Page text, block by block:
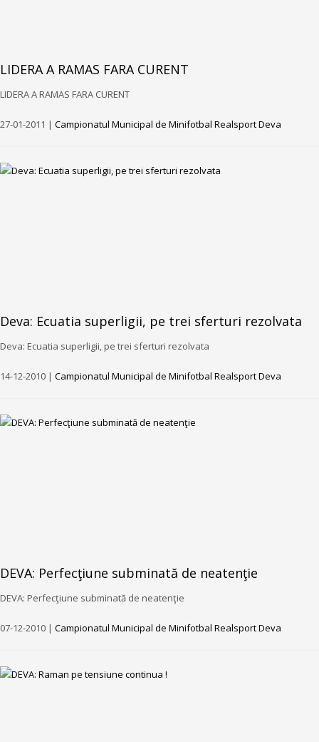
LIDERA A RAMAS FARA CURENT
LIDERA A RAMAS FARA CURENT
27-01-2011 | Campionatul Municipal de Minifotbal Realsport Deva
Deva: Ecuatia superligii, pe trei sferturi rezolvata
Deva: Ecuatia superligii, pe trei sferturi rezolvata
14-12-2010 | Campionatul Municipal de Minifotbal Realsport Deva
DEVA: Perfecţiune subminată de neatenţie
DEVA: Perfecţiune subminată de neatenţie
07-12-2010 | Campionatul Municipal de Minifotbal Realsport Deva